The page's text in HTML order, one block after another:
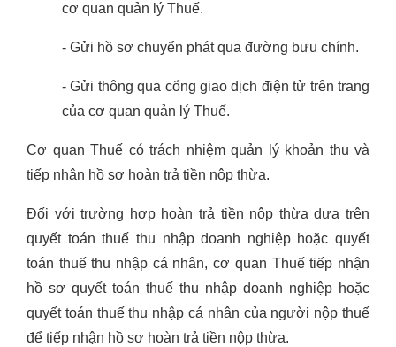
cơ quan quản lý Thuế.
- Gửi hồ sơ chuyển phát qua đường bưu chính.
- Gửi thông qua cổng giao dịch điện tử trên trang
của cơ quan quản lý Thuế.
Cơ quan Thuế có trách nhiệm quản lý khoản thu và
tiếp nhận hồ sơ hoàn trả tiền nộp thừa.
Đối với trường hợp hoàn trả tiền nộp thừa dựa trên
quyết toán thuế thu nhập doanh nghiệp hoặc quyết
toán thuế thu nhập cá nhân, cơ quan Thuế tiếp nhận
hồ sơ quyết toán thuế thu nhập doanh nghiệp hoặc
quyết toán thuế thu nhập cá nhân của người nộp thuế
để tiếp nhận hồ sơ hoàn trả tiền nộp thừa.